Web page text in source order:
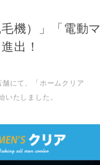
機）」「電動マ
出！
にて、「ホームクリア
たしました。